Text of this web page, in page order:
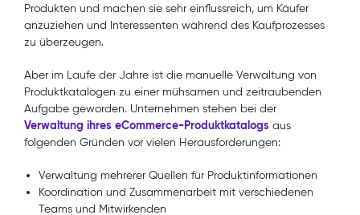
Produkten und machen sie sehr einflussreich, um Käufer
anzuziehen und Interessenten während des Kaufprozesses
zu überzeugen.
Aber im Laufe der Jahre ist die manuelle Verwaltung von
Produktkatalogen zu einer mühsamen und zeitraubenden
Aufgabe geworden. Unternehmen stehen bei der
Verwaltung ihres eCommerce-Produktkatalogs aus
folgenden Gründen vor vielen Herausforderungen:
Verwaltung mehrerer Quellen für Produktinformationen
Koordination und Zusammenarbeit mit verschiedenen
Teams und Mitwirkenden